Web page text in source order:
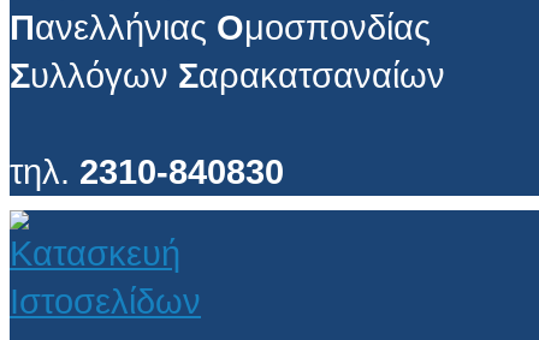
Πανελλήνιας Ομοσπονδίας
Συλλόγων Σαρακατσαναίων
τηλ. 2310-840830